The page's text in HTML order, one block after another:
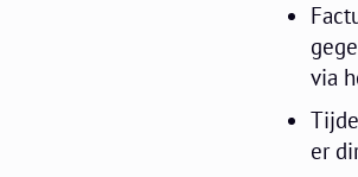
via
er